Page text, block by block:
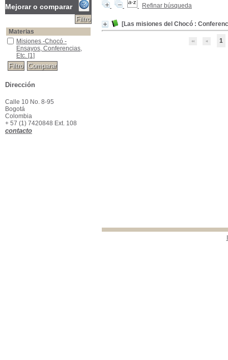
Refinar búsqueda
[Las misiones del Chocó :
1
Mejorar o comparar
Materias
Misiones -Chocó -Ensayos, Conferencias, Etc.
Misiones -Chocó -
Ensayos, Conferencias,
Etc. [1]
Dirección
Calle 10 No. 8-95
Bogotá
Colombia
+ 57 (1) 7420848 Ext. 108
contacto